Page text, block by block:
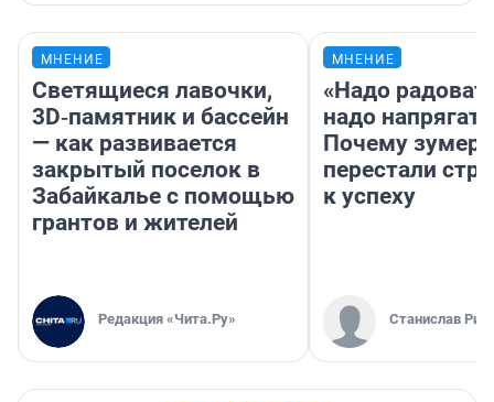
МНЕНИЕ
Светящиеся лавочки,
3D‑памятник и бассейн
— как развивается
закрытый поселок в
Забайкалье с помощью
грантов и жителей
Редакция «Чита.Ру»
МНЕНИЕ
«Надо
надо
Почему
перестали
к успеху
Станислав